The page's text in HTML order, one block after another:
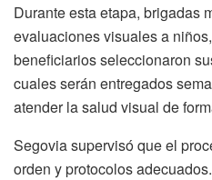
Durante esta etapa, brigadas
evaluaciones visuales a
beneficiarios seleccionaron
cuales serán entregados
atender la salud visual de
Segovia supervisó que el
orden y protocolos